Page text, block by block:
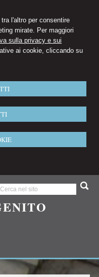
l'altro per consentire
mirate. Per maggiori
sulla privacy e sui
ai cookie, cliccando su